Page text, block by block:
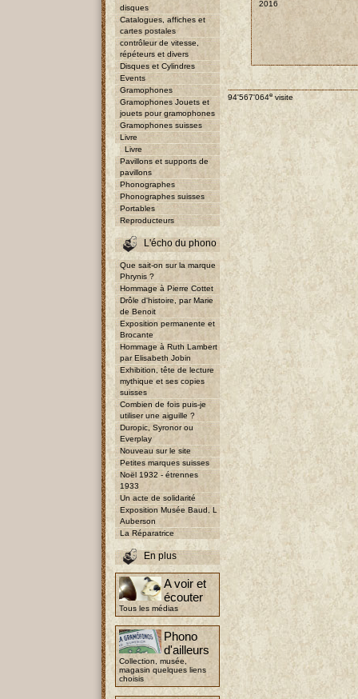
disques
Catalogues, affiches et
cartes postales
contrôleur de vitesse,
répéteurs et divers
Disques et Cylindres
Events
Gramophones
Gramophones Jouets et
jouets pour gramophones
Gramophones suisses
Livre
Livre
Pavillons et supports de
pavillons
Phonographes
Phonographes suisses
Portables
Reproducteurs
L'écho du phono
Que sait-on sur la marque
Phrynis ?
Hommage à Pierre Cottet
Drôle d'histoire, par Marie
de Benoit
Exposition permanente et
Brocante
Hommage à Ruth Lambert
par Elisabeth Jobin
Exhibition, tête de lecture
mythique et ses copies
suisses
Combien de fois puis-je
utiliser une aiguille ?
Duropic, Syronor ou
Everplay
Nouveau sur le site
Petites marques suisses
Noël 1932 - étrennes
1933
Un acte de solidarité
Exposition Musée Baud, L
Auberson
La Réparatrice
En plus
A voir et
écouter
Tous les médias
Phono
d'ailleurs
Collection, musée,
magasin quelques liens
choisis
2016
94'567'064e visite